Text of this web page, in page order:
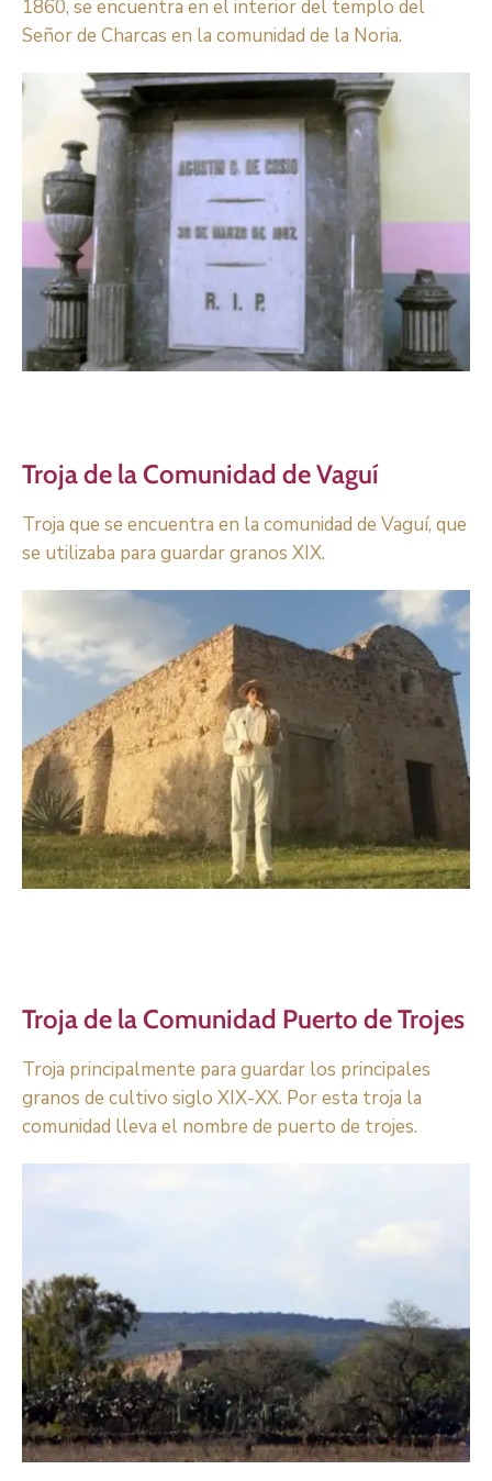
1860, se encuentra en el interior del templo del
Señor de Charcas en la comunidad de la Noria.
Troja de la Comunidad de Vaguí
Troja que se encuentra en la comunidad de Vaguí, que
se utilizaba para guardar granos XIX.
Troja de la Comunidad Puerto de Trojes
Troja principalmente para guardar los principales
granos de cultivo siglo XIX-XX. Por esta troja la
comunidad lleva el nombre de puerto de trojes.